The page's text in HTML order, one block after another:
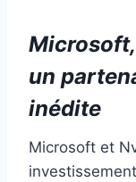
un
inédite
Microsoft et